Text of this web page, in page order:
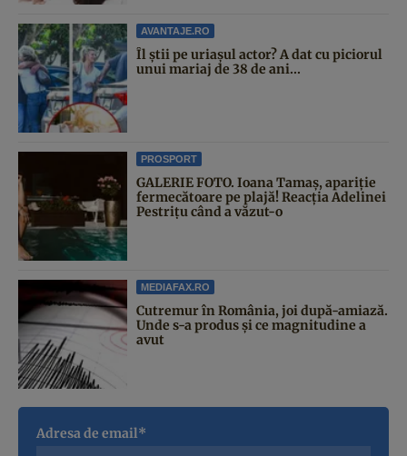
AVANTAJE.RO
Îl știi pe uriașul actor? A dat cu piciorul
unui mariaj de 38 de ani...
PROSPORT
GALERIE FOTO. Ioana Tamaş, apariție
fermecătoare pe plajă! Reacția Adelinei
Pestrițu când a văzut-o
MEDIAFAX.RO
Cutremur în România, joi după-amiază.
Unde s-a produs și ce magnitudine a
avut
Adresa de email*